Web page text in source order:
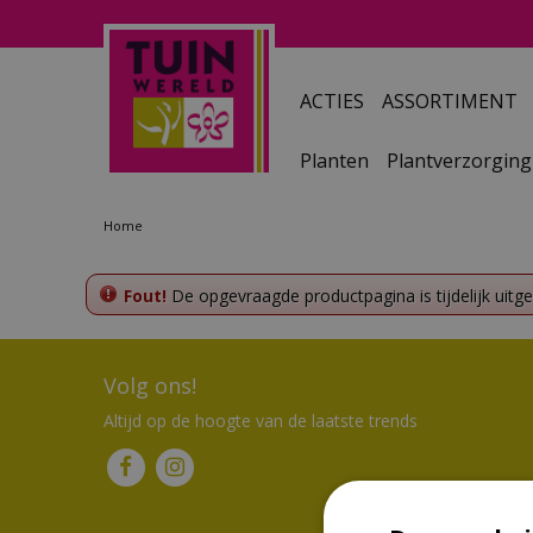
Home
ACTIES ASSORTIMENT
Planten Plantverzorging
Fout! De opgevraagde productpagina is tijdelijk
Volg ons!
Altijd op de hoogte van de laatste trends